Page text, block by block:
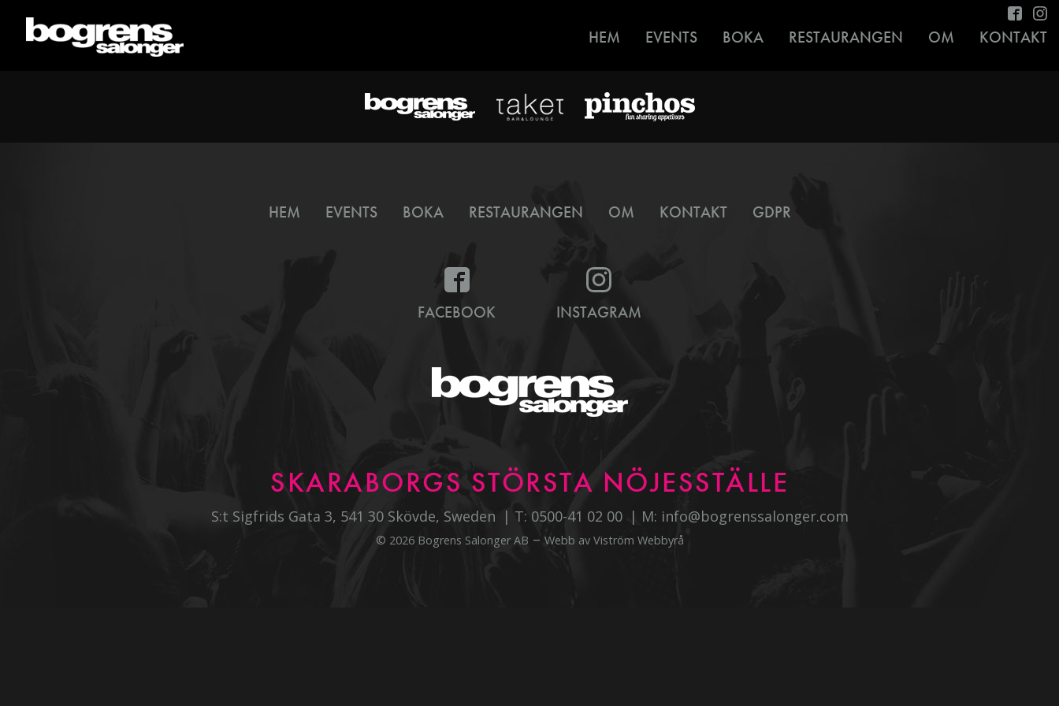
HEM EVENTS BOKA RESTAURANGEN OM KONTAKT
HEM EVENTS BOKA RESTAURANGEN OM KONTAKT GDPR
FACEBOOK INSTAGRAM
SKARABORGS STÖRSTA NÖJESSTÄLLE
S:t Sigfrids Gata 3, 541 30 Skövde, Sweden T: 0500-41 02 00 M: info@bogrenssalonger.com
© 2026 Bogrens Salonger AB – Webb av Viström Webbyrå